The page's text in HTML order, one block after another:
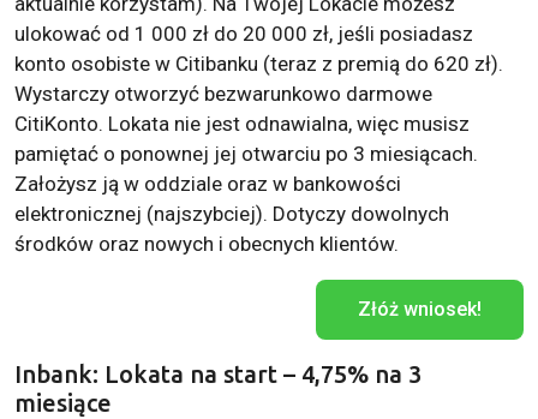
ulokować od 1 000 zł do 20 000 zł, jeśli posiadasz
konto osobiste w Citibanku (teraz z premią do 620 zł).
Wystarczy otworzyć bezwarunkowo darmowe
CitiKonto. Lokata nie jest odnawialna, więc musisz
pamiętać o ponownej jej otwarciu po 3 miesiącach.
Założysz ją w oddziale oraz w bankowości
elektronicznej (najszybciej). Dotyczy dowolnych
środków oraz nowych i obecnych klientów.
Złóż wniosek!
Inbank: Lokata na start – 4,75% na 3
miesiące